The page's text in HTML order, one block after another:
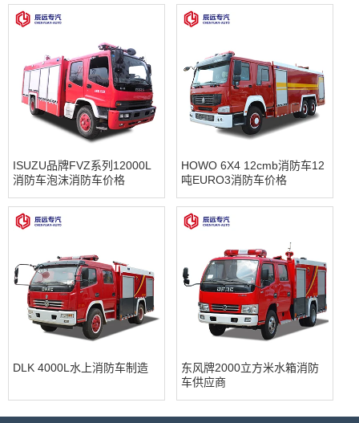
ISUZU品牌FVZ系列12000L
消防车泡沫消防车价格
HOWO 6X4 12cmb消防车12
吨EURO3消防车价格
DLK 4000L水上消防车制造
东风牌2000立方米水箱消防
车供应商